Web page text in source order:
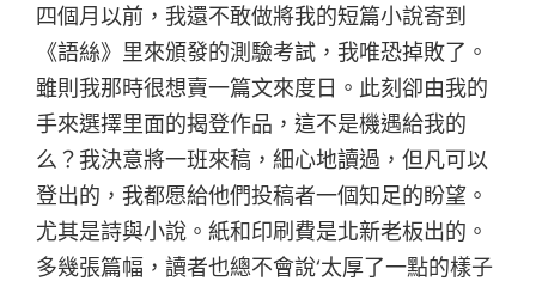
四個月以前，我還不敢做將我的短篇小說寄到
《語絲》里來頒發的測驗考試，我唯恐掉敗了。
雖則我那時很想賣一篇文來度日。此刻卻由我的
手來選擇里面的揭登作品，這不是機遇給我的
么？我決意將一班來稿，細心地讀過，但凡可以
登出的，我都愿給他們投稿者一個知足的盼望。
尤其是詩與小說。紙和印刷費是北新老板出的。
多幾張篇幅，讀者也總不會說‘太厚了一點的樣子